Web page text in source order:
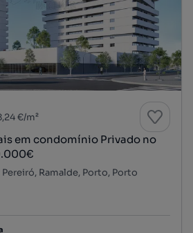
€/m²
em condomínio Privado no
Ramalde, Porto, Porto